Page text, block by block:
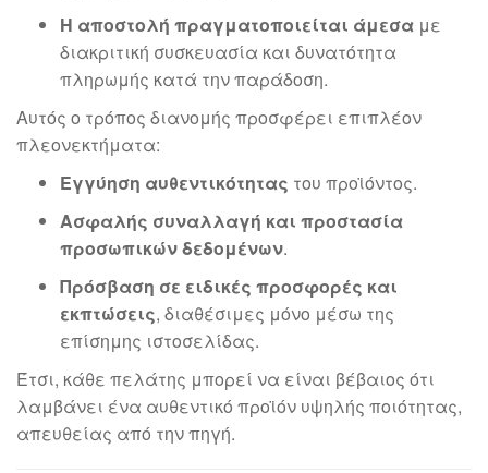
Η αποστολή πραγματοποιείται άμεσα με
διακριτική συσκευασία και δυνατότητα
πληρωμής κατά την παράδοση.
Αυτός ο τρόπος διανομής προσφέρει επιπλέον
πλεονεκτήματα:
Εγγύηση αυθεντικότητας του προϊόντος.
Ασφαλής συναλλαγή και προστασία
προσωπικών δεδομένων.
Πρόσβαση σε ειδικές προσφορές και
εκπτώσεις, διαθέσιμες μόνο μέσω της
επίσημης ιστοσελίδας.
Έτσι, κάθε πελάτης μπορεί να είναι βέβαιος ότι
λαμβάνει ένα αυθεντικό προϊόν υψηλής ποιότητας,
απευθείας από την πηγή.